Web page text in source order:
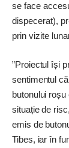
se face
dispecerat),
prin vizite
”Proiectul își
sentimentul
butonului
situație de
emis de
Tibes, iar în